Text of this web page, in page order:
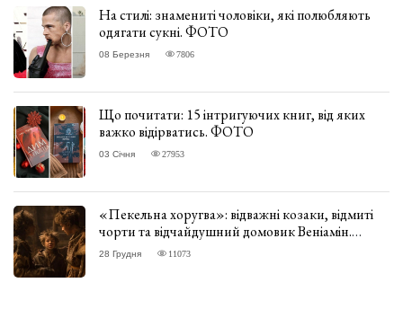
На стилі: знамениті чоловіки, які полюбляють
одягати сукні. ФОТО
08 Березня 7806
Що почитати: 15 інтригуючих книг, від яких
важко відірватись. ФОТО
03 Січня 27953
«Пекельна хоругва»: відважні козаки, відмиті
чорти та відчайдушний домовик Веніамін.
ВІДГУК
28 Грудня 11073